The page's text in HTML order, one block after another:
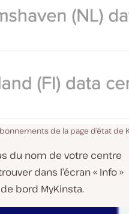
de la page d’état de
du nom de votre centre
dans l’écran « Info »
bord MyKinsta.